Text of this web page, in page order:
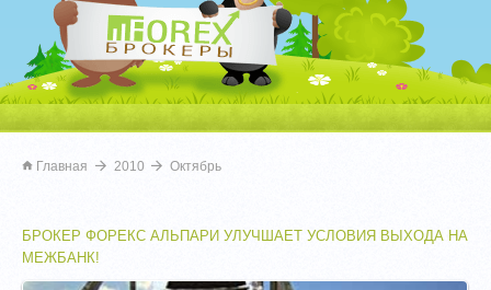
Брокеры Форекс
Главная 2010 Октябрь
БРОКЕР ФОРЕКС АЛЬПАРИ УЛУЧШАЕТ УСЛОВИЯ ВЫХОДА НА
МЕЖБАНК!